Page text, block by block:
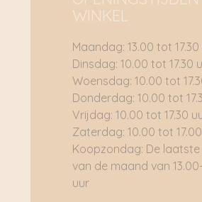
WINKEL
Maandag: 13.00 tot
Dinsdag: 10.00 tot 17.30
Woensdag: 10.00 tot
Donderdag: 10.00 tot
Vrijdag: 10.00 tot 17.30
Zaterdag: 10.00 tot
Koopzondag: De
van de maand van
uur